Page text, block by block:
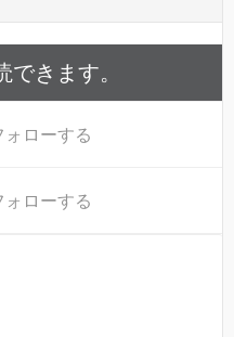
できます。
ォローする
ォローする